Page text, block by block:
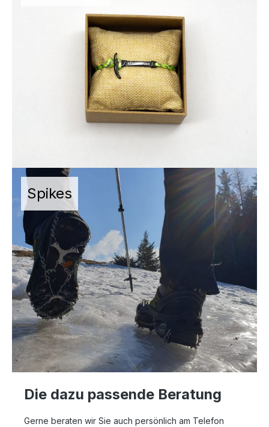
Spikes
Die dazu passende Beratung
Gerne beraten wir Sie auch persönlich am Telefon